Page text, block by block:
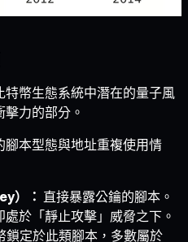
幣生態系統中潛在的量子風
力的部分。
本型態與地址重複使用情
）： 直接暴露公鑰的腳本。
於「靜止攻擊」威脅之下。
鎖定於此類腳本，多數屬於